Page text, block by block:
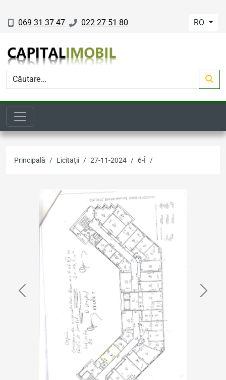
069 31 37 47 022 27 51 80 RO
Principală Licitații 27-11-2024 6-Î
Previous Next